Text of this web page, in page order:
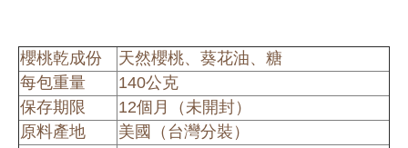
櫻桃乾成份
天然櫻桃、葵花油、糖
每包重量
140公克
保存期限
12個月（未開封）
原料產地
美國（台灣分裝）